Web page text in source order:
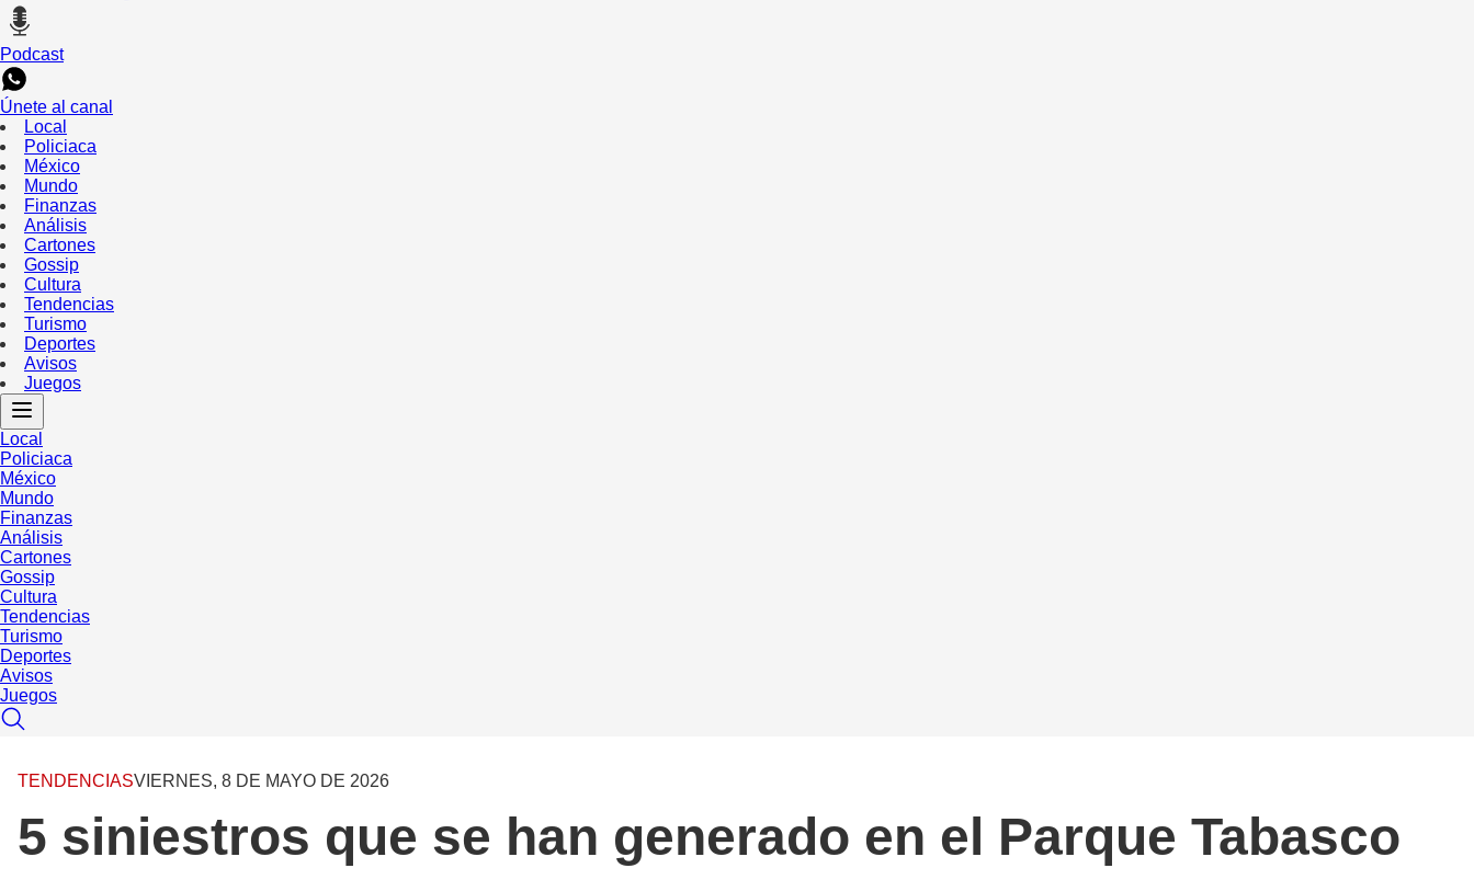
Podcast
Únete al canal
Local
Policiaca
México
Mundo
Finanzas
Análisis
Cartones
Gossip
Cultura
Tendencias
Turismo
Deportes
Avisos
Juegos
Local
Policiaca
México
Mundo
Finanzas
Análisis
Cartones
Gossip
Cultura
Tendencias
Turismo
Deportes
Avisos
Juegos
TENDENCIASVIERNES, 8 DE MAYO DE 2026
5 siniestros que se han generado en el Parque Tabasco